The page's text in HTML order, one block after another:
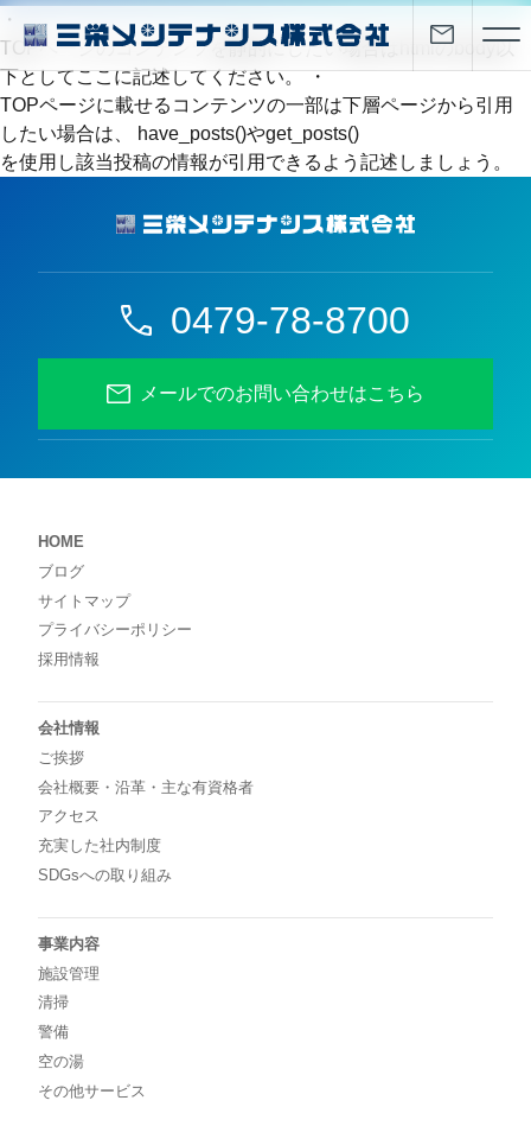
・
TOPページのコンテンツを静的にしたい場合はhtmlのbody以
下としてここに記述してください。 ・
TOPページに載せるコンテンツの一部は下層ページから引用
したい場合は、 have_posts()やget_posts()
を使用し該当投稿の情報が引用できるよう記述しましょう。
0479-78-8700
メールでのお問い合わせはこちら
HOME
ブログ
サイトマップ
プライバシーポリシー
採用情報
会社情報
ご挨拶
会社概要・沿革・主な有資格者
アクセス
充実した社内制度
SDGsへの取り組み
事業内容
施設管理
清掃
警備
空の湯
その他サービス